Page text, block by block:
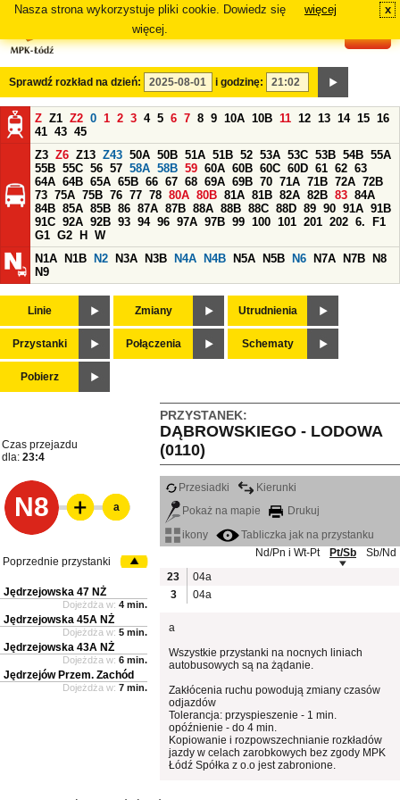
Nasza strona wykorzystuje pliki cookie. Dowiedz się
więcej.
więcej x
Sprawdź rozkład na dzień: i godzinę:
Z Z1 Z2 0 1 2 3 4 5 6 7 8 9 10A 10B 11 12 13 14 15 16
41 43 45
Z3 Z6 Z13 Z43 50A 50B 51A 51B 52 53A 53C 53B 54B 55A
55B 55C 56 57 58A 58B 59 60A 60B 60C 60D 61 62 63
64A 64B 65A 65B 66 67 68 69A 69B 70 71A 71B 72A 72B
73 75A 75B 76 77 78 80A 80B 81A 81B 82A 82B 83 84A
84B 85A 85B 86 87A 87B 88A 88B 88C 88D 89 90 91A 91B
91C 92A 92B 93 94 96 97A 97B 99 100 101 201 202 6.
F1
G1 G2 H
W
N1A
N1B N2 N3A N3B N4A N4B N5A N5B N6 N7A N7B
N8
N9
Linie Zmiany Utrudnienia
Przystanki Połączenia Schematy
Pobierz
PRZYSTANEK:
DĄBROWSKIEGO - LODOWA
(0110)
Czas przejazdu
dla: 23:4
N8
Przesiadki
Kierunki
Pokaż na mapie
Drukuj
ikony
Tabliczka jak na przystanku
Nd/Pn i Wt-Pt
Pt/Sb
Sb/Nd
23
04a
3
04a
a
Wszystkie przystanki na nocnych liniach
autobusowych są na żądanie.
Zakłócenia ruchu powodują zmiany czasów
odjazdów
Tolerancja: przyspieszenie - 1 min.
opóźnienie - do 4 min.
Kopiowanie i rozpowszechnianie rozkładów
jazdy w celach zarobkowych bez zgody MPK
Łódź Spółka z o.o jest zabronione.
a
Poprzednie przystanki
Jędrzejowska 47 NŻ
Dojeżdża w: 4 min.
Jędrzejowska 45A NŻ
Dojeżdża w: 5 min.
Jędrzejowska 43A NŻ
Dojeżdża w: 6 min.
Jędrzejów Przem. Zachód
Dojeżdża w: 7 min.